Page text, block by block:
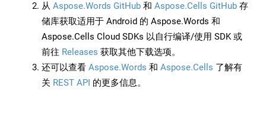
从 Aspose.Words GitHub 和 Aspose.Cells GitHub 存
储库获取适用于 Android 的 Aspose.Words 和
Aspose.Cells Cloud SDKs 以自行编译/使用 SDK 或
前往 Releases 获取其他下载选项。
还可以查看 Aspose.Words 和 Aspose.Cells 了解有
关 REST API 的更多信息。